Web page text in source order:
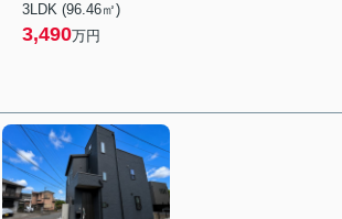
3LDK (96.46㎡)
3,490万円